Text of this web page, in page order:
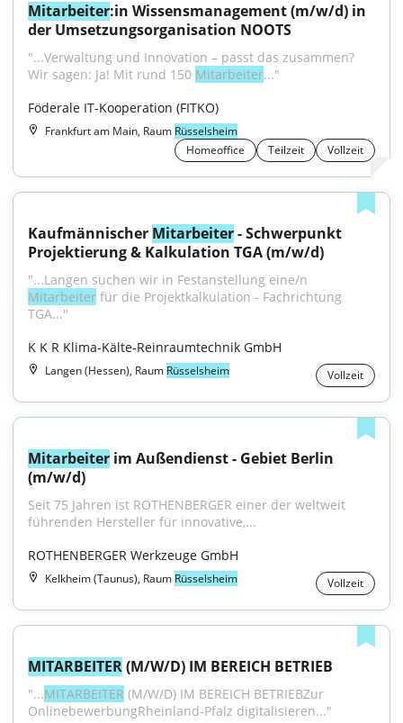
Mitarbeiter:in Wissensmanagement (m/w/d) in
der Umsetzungsorganisation NOOTS
"...Verwaltung und Innovation – passt das zusammen?
Wir sagen: Ja! Mit rund 150 Mitarbeiter..."
Föderale IT-Kooperation (FITKO)
Frankfurt am Main, Raum Rüsselsheim
Homeoffice
Teilzeit Vollzeit
Kaufmännischer Mitarbeiter - Schwerpunkt
Projektierung & Kalkulation TGA (m/w/d)
Mitarbeiter für die Projektkalkulation - Fachrichtung
TGA..."
K K R Klima-Kälte-Reinraumtechnik GmbH
Langen (Hessen), Raum Rüsselsheim Vollzeit
Mitarbeiter im Außendienst - Gebiet Berlin
(m/w/d)
Seit 75 Jahren ist ROTHENBERGER einer der weltweit
führenden Hersteller für innovative,...
ROTHENBERGER Werkzeuge GmbH
Kelkheim (Taunus), Raum Rüsselsheim Vollzeit
MITARBEITER (M/W/D) IM BEREICH BETRIEB
"...MITARBEITER (M/W/D) IM BEREICH BETRIEBZur
OnlinebewerbungRheinland-Pfalz digitalisieren..."